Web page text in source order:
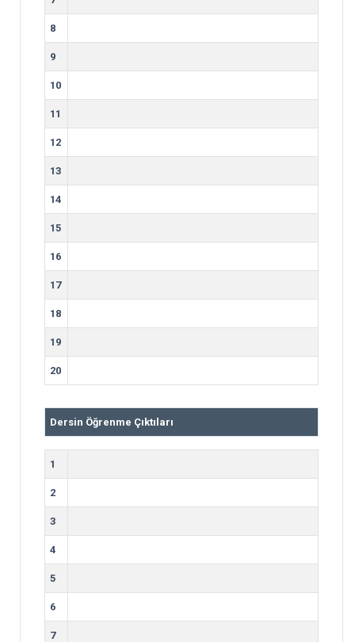
8
9
10
11
12
13
14
15
16
17
18
19
20
Dersin Öğrenme Çıktıları
1
2
3
4
5
6
7